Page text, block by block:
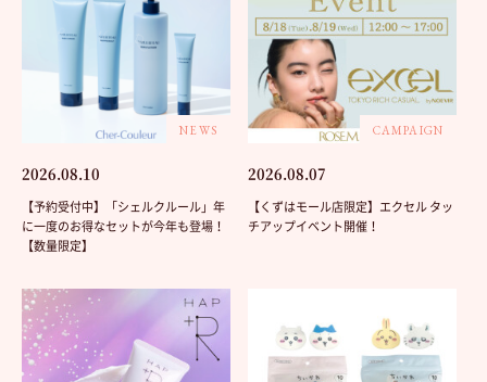
NEWS
2026.08.10
【予約受付中】「シェルクルール」年
に一度のお得なセットが今年も登場！
【数量限定】
CAMPAIGN
2026.08.07
【くずはモール店限定】エクセル タッ
チアップイベント開催！